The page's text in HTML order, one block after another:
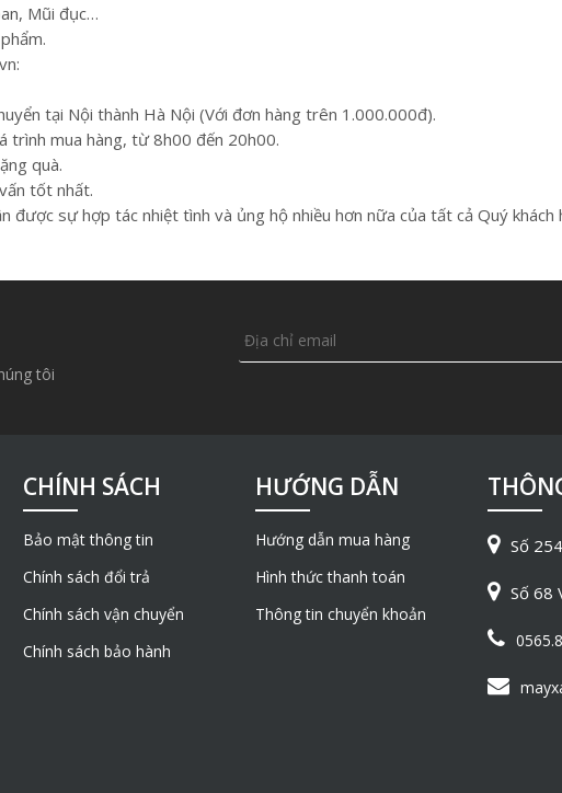
Mũi đục…
tại Nội thành Hà Nội (Với đơn hàng trên 1.000.000đ).
trình mua hàng, từ 8h00 đến 20h00.
quà.
tốt nhất.
sự hợp tác nhiệt tình và ủng hộ nhiều hơn nữa của tất cả Quý khách
tôi
CHÍNH SÁCH
Bảo mật thông tin
Chính sách đổi trả
Chính sách vận chuyển
Chính sách bảo hành
HƯỚNG DẪN
Hướng dẫn mua hàng
Hình thức thanh toán
Thông tin chuyển khoản
Số
Số 68